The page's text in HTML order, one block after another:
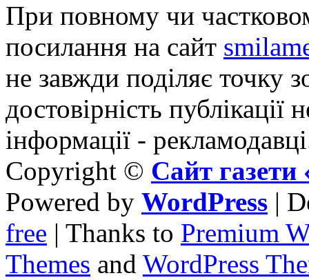
При повному чи
посилання на сайт
не завжди поділяє точку
достовірність публікації
інформації -
Copyright © Сайт
Powered by WordPress |
free | Thanks to Premium
Themes and WordPress